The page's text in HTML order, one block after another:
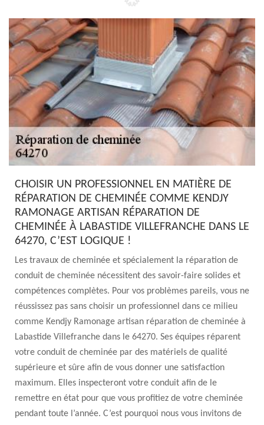
CHOISIR UN PROFESSIONNEL EN MATIÈRE DE
RÉPARATION DE CHEMINÉE COMME KENDJY
RAMONAGE ARTISAN RÉPARATION DE
CHEMINÉE À LABASTIDE VILLEFRANCHE DANS LE
64270, C’EST LOGIQUE !
Les travaux de cheminée et spécialement la réparation de
conduit de cheminée nécessitent des savoir-faire solides et
compétences complètes. Pour vos problèmes pareils, vous ne
réussissez pas sans choisir un professionnel dans ce milieu
comme Kendjy Ramonage artisan réparation de cheminée à
Labastide Villefranche dans le 64270. Ses équipes réparent
votre conduit de cheminée par des matériels de qualité
supérieure et sûre afin de vous donner une satisfaction
maximum. Elles inspecteront votre conduit afin de le
remettre en état pour que vous profitiez de votre cheminée
pendant toute l’année. C’est pourquoi nous vous invitons de